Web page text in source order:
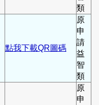
類
點我下載QR圖碼
原
申
請
益
智
類
原
申